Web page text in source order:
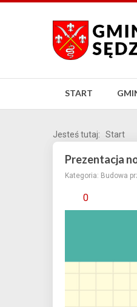
START
Jesteś tutaj: Start
Prezentacja
Kategoria: Budowa
0